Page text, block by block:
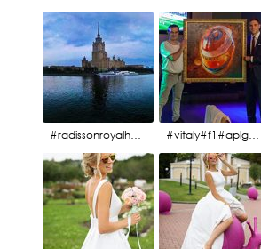
#radissonroyalhotel #рэдиссонройал#рэдиссонройалмосква #рекамосква#москва#гостиницаукраина#украина#hotel#отель#moscow @radissonroyalmoscow #vitaly#f1#aplgallery#formula1